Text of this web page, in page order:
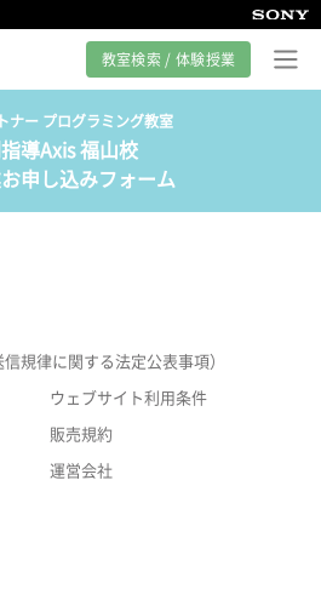
教室検索 / 体験授業
室とは
ナー プログラミング教室
導Axis 福山校
申し込みフォーム
規律に関する法定公表事項）
ウェブサイト利用条件
販売規約
運営会社